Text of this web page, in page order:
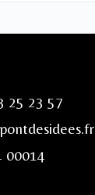
25 23 57
00014